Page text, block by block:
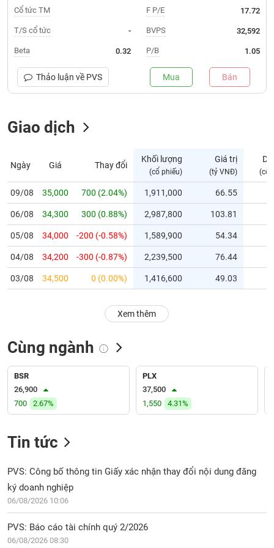
thái
cổ
phiếu
Quy
mô
trường
Niêm
mới
Niêm
yết
bổ
sung
Hủy
niêm
đặc
Không
được
ký
Danh
mục
Cổ
phiếu
chi
tiết
Cổ tức TM
T/S cổ tức -
Beta 0.32
F P/E 17.72
BVPS 32,592
P/B 1.05
Thảo luận về PVS Mua Bán
Giao dịch
Ngày Giá Thay đổi
Khối lượng
(cổ phiếu)
Giá trị
(tỷ VNĐ) (cổ
09/08 35,000 700 (2.04%) 1,911,000 66.55
06/08 34,300 300 (0.88%) 2,987,800 103.81
05/08 34,000 -200 (-0.58%) 1,589,900 54.34
04/08 34,200 -300 (-0.87%) 2,239,500 76.44
03/08 34,500 0 (0.00%) 1,416,600 49.03
Xem thêm
Cùng ngành
BSR
26,900
700
2.67%
PLX
37,500
1,550
4.31%
Tin tức
PVS: Công bố thông tin Giấy xác nhận thay đổi nội dung đăng
ký doanh nghiệp
06/08/2026 10:06
PVS: Báo cáo tài chính quý 2/2026
06/08/2026 08:30
NGÀNH
DOANH
PHIẾU
PHÁI
SINH
TRÁI
PHIẾU
CỤ
ĐẦU
TƯ
XUẤT
TIN
MỚI
(-)